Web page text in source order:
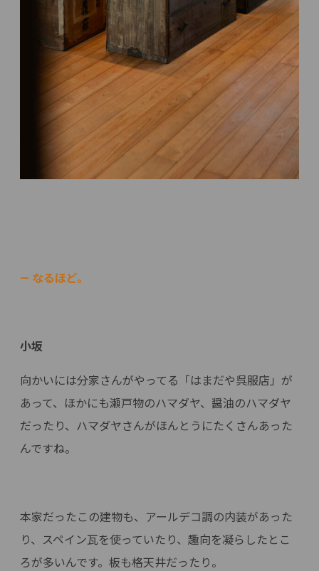
— なるほど。
小坂
向かいには分家さんがやってる「はまだや呉服店」が
あって、ほかにも瀬戸物のハマダヤ、醤油のハマダヤ
だったり、ハマダヤさんがほんとうにたくさんあった
んですね。
本家だったこの建物も、アールデコ調の内装があった
り、スペイン瓦を使っていたり、趣向を凝らしたとこ
ろが多いんです。板も格天井だったり。